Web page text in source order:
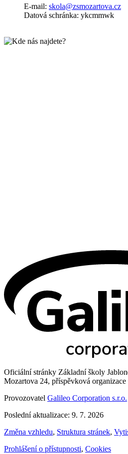
E-mail: skola@zsmozartova.cz
Datová schránka: ykcmmwk
Oficiální stránky Základní školy
Mozartova 24, příspěvková
Provozovatel Galileo Corporation s.r.o.
Poslední aktualizace: 9. 7. 2026
Změna vzhledu, Struktura stránek,
Prohlášení o přístupnosti, Cookies